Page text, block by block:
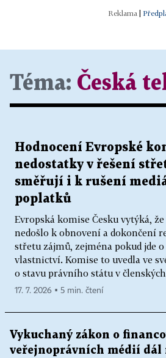
Téma: Česká
Hodnocení Evropské
nedostatky v řešení
směřují i k rušení
poplatků
Evropská komise Česku vytýká,
nedošlo k obnovení a dokončení
střetu zájmů, zejména pokud jde
vlastnictví. Komise to uvedla ve
o stavu právního státu v
17. 7. 2026 ▪ 5 min. čtení
Vykuchaný zákon o
veřejnoprávních médií dál